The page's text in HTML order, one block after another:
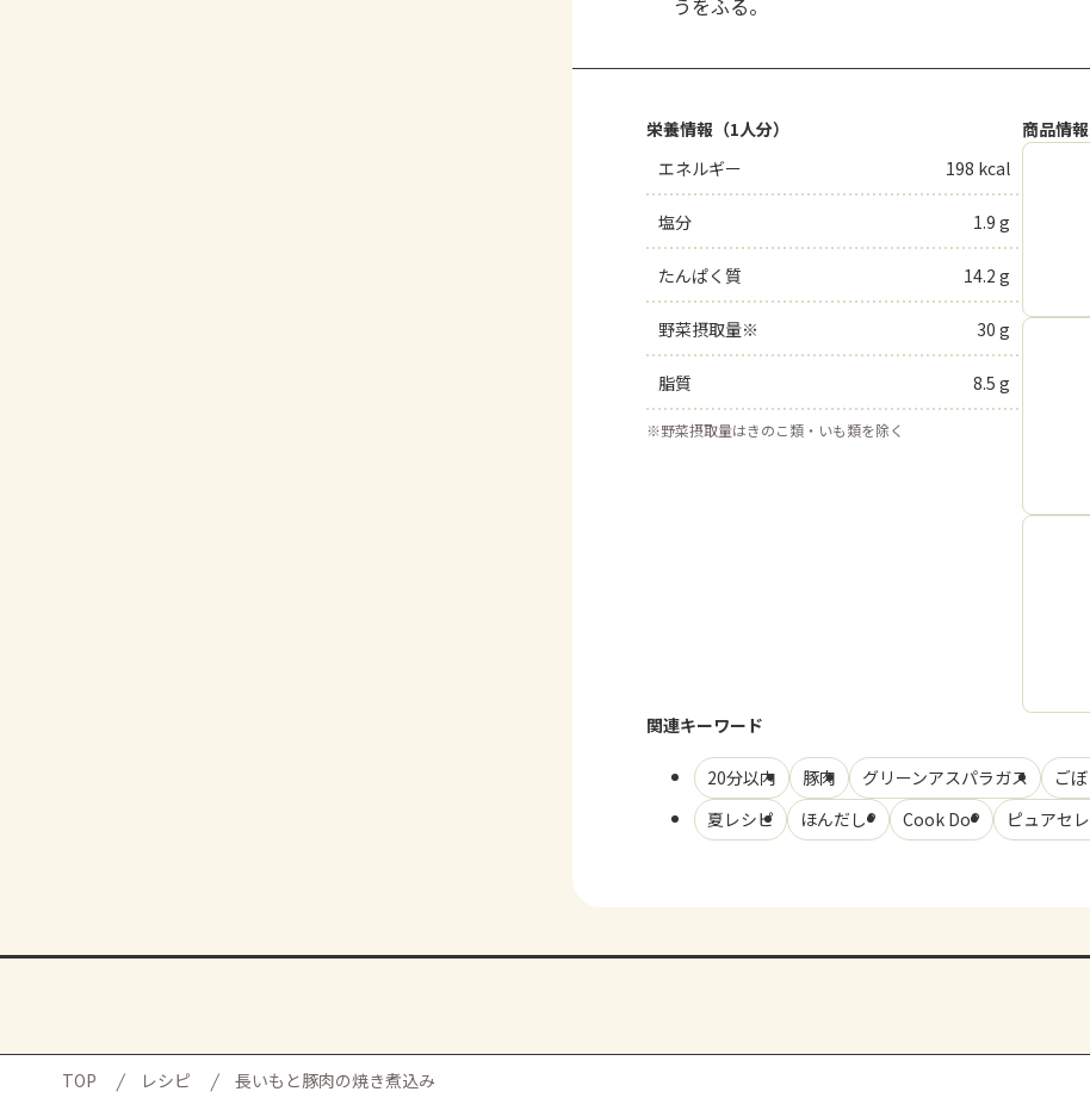
うをふる。
栄養情報（1人分）
エネルギー
198 kcal
塩分 1.9 g
たんぱく質 14.2 g
野菜摂取量※ 30 g
脂質 8.5 g
※野菜摂取量はきのこ類・いも類を除く
商品情報
関連キーワード
20分以内 豚肉 グリーンアスパラガス ご
夏レシピ
ほんだし® Cook Do® ピュアセ
TOP レシピ 長いもと豚肉の焼き煮込み